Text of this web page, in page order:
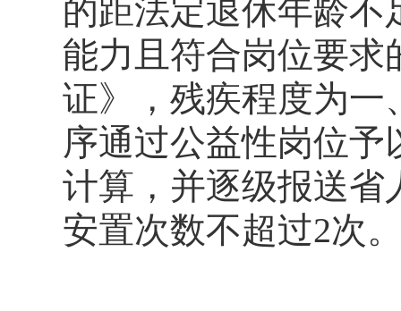
的距法定退休年龄不
能力且符合岗位要求
证》，残疾程度为一
序通过公益性岗位
计算，并逐级报送省
安置次数不超过2次